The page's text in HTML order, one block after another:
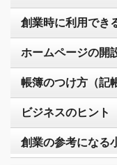
創業時に利用でき
ホームページの開
帳簿のつけ方（記
ビジネスのヒント
創業の参考になる